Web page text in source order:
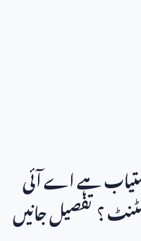
ہے اے آئی
؟ تفصیل جانیں